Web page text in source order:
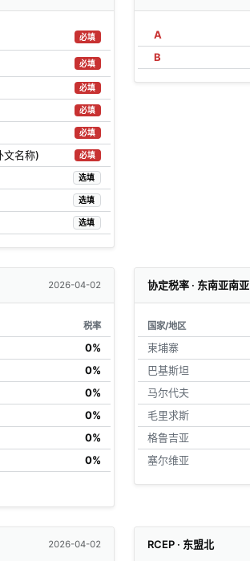
必填
必填
必填
必填
必填
文名称) 必填
选填
选填
选填
A
B
2026-04-02
税率
0%
0%
0%
0%
0%
0%
协定税率 · 东南亚南亚
国家/地区
柬埔寨
巴基斯坦
马尔代夫
毛里求斯
格鲁吉亚
塞尔维亚
2026-04-02 RCEP · 东盟北